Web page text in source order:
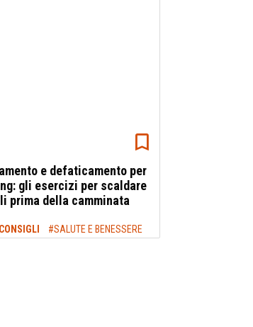
e defaticamento per
gli esercizi per scaldare
prima della camminata
#SALUTE E BENESSERE